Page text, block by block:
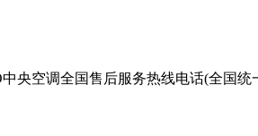
央空调全国售后服务热线电话(全国统